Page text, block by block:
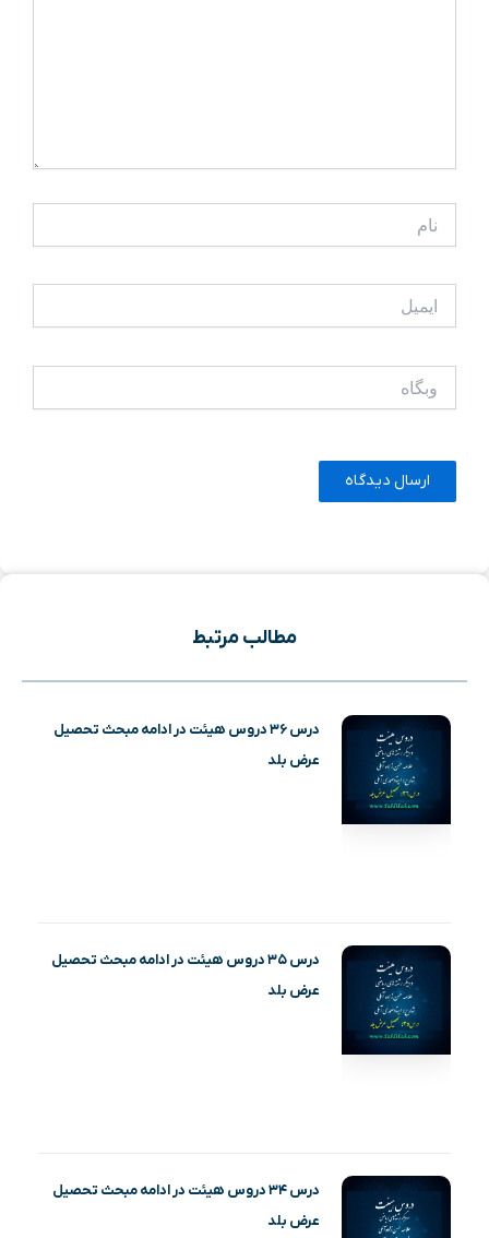
مطالب مرتبط
درس ۳۶ دروس هیئت در ادامه مبحث تحصیل
عرض بلد
درس ۳۵ دروس هیئت در ادامه مبحث تحصیل
عرض بلد
درس ۳۴ دروس هیئت در ادامه مبحث تحصیل
عرض بلد